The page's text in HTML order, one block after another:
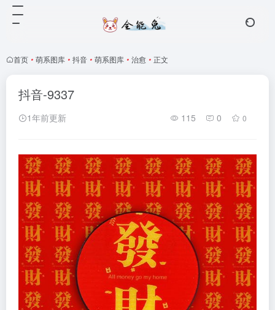
首页 • 萌系图库 • 抖音 • 萌系图库 • 治愈 • 正文
抖音-9337
1年前更新 115 0 0